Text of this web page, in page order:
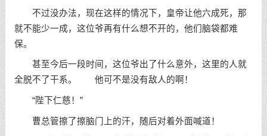
不过没办法，现在这样的情况下，皇帝让他六成死，那
就不能少一成，这位爷再有什么想不开的，他们脑袋都难
保。
甚至今后一段时间，这位爷出了什么意外，这里的人就
全脱不了干系。 他可不是没有敌人的啊！
“陛下仁慈！”
曹总管擦了擦脑门上的汗，随后对着外面喊道！